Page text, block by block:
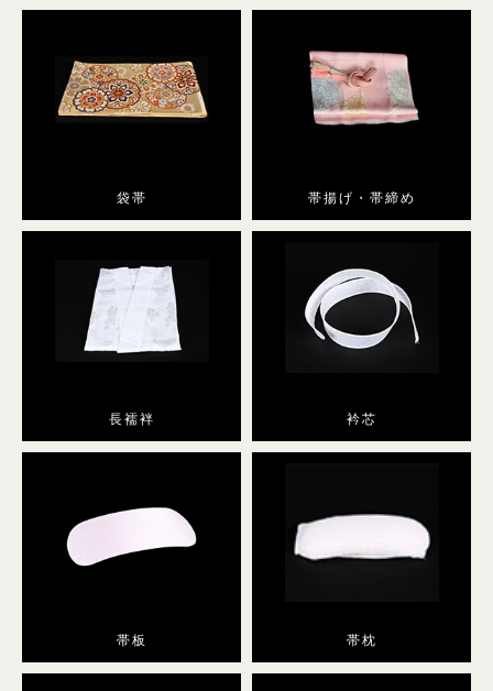
男性用着物の商品一覧へ
プラン・料金
袴レンタル
袋帯 帯揚げ・帯締め
長襦袢 衿芯
帯板 帯枕